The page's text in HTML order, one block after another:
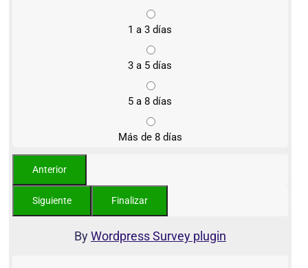
1 a 3 días
3 a 5 días
5 a 8 días
Más de 8 días
ByWordpress Survey plugin